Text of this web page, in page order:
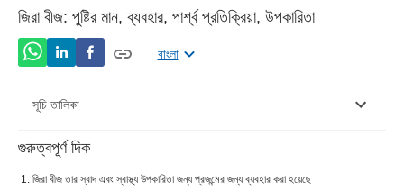
জিরা বীজ: পুষ্টির মান, ব্যবহার, পার্শ্ব প্রতিক্রিয়া, উপকারিতা
বাংলা
সূচি তালিকা
গুরুত্বপূর্ণ দিক
জিরা বীজ তার স্বাদ এবং স্বাস্থ্য উপকারিতা জন্য প্রজন্মের জন্য ব্যবহার করা হয়েছে